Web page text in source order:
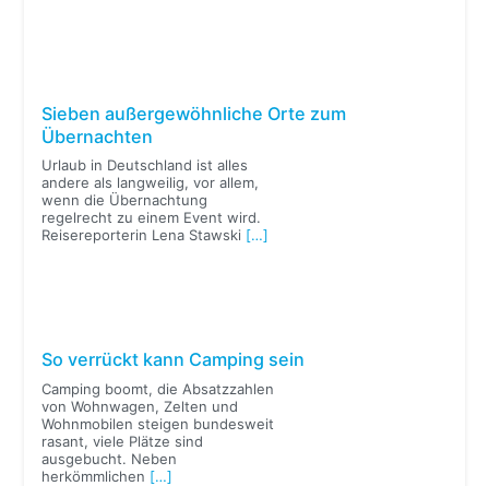
Sieben außergewöhnliche Orte zum
Übernachten
Urlaub in Deutschland ist alles
andere als langweilig, vor allem,
wenn die Übernachtung
regelrecht zu einem Event wird.
Reisereporterin Lena Stawski […]
So verrückt kann Camping sein
Camping boomt, die Absatzzahlen
von Wohnwagen, Zelten und
Wohnmobilen steigen bundesweit
rasant, viele Plätze sind
ausgebucht. Neben
herkömmlichen […]